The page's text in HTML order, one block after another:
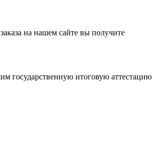
на нашем сайте вы получите
государственную итоговую аттестацию